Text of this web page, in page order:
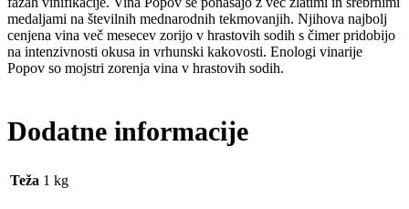
medaljami na številnih mednarodnih tekmovanjih. Njihova najbolj
cenjena vina več mesecev zorijo v hrastovih sodih s čimer pridobijo
na intenzivnosti okusa in vrhunski kakovosti. Enologi vinarije
Popov so mojstri zorenja vina v hrastovih sodih.
Dodatne informacije
Teža 1 kg